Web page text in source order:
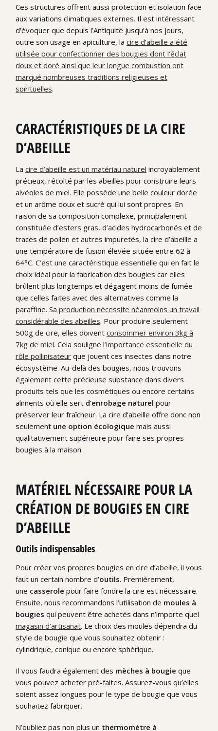
Ces structures offrent aussi protection et isolation face
aux variations climatiques externes. Il est intéressant
d’évoquer que depuis l’Antiquité jusqu’à nos jours,
outre son usage en apiculture, la cire d’abeille a été
utilisée pour confectionner des bougies dont l’éclat
doux et doré ainsi que leur longue combustion ont
marqué nombreuses traditions religieuses et
spirituelles.
CARACTÉRISTIQUES DE LA CIRE
D’ABEILLE
La cire d’abeille est un matériau naturel incroyablement
précieux, récolté par les abeilles pour construire leurs
alvéoles de miel. Elle possède une belle couleur dorée
et un arôme doux et sucré qui lui sont propres. En
raison de sa composition complexe, principalement
constituée d’esters gras, d’acides hydrocarbonés et de
traces de pollen et autres impuretés, la cire d’abeille a
une température de fusion élevée située entre 62 à
64°C. C’est une caractéristique essentielle qui en fait le
choix idéal pour la fabrication des bougies car elles
brûlent plus longtemps et dégagent moins de fumée
que celles faites avec des alternatives comme la
paraffine. Sa production nécessite néanmoins un travail
considérable des abeilles. Pour produire seulement
500g de cire, elles doivent consommer environ 3kg à
7kg de miel. Cela souligne l’importance essentielle du
rôle pollinisateur que jouent ces insectes dans notre
écosystème. Au-delà des bougies, nous trouvons
également cette précieuse substance dans divers
produits tels que les cosmétiques ou encore certains
aliments où elle sert d’enrobage naturel pour
préserver leur fraîcheur. La cire d’abeille offre donc non
seulement une option écologique mais aussi
qualitativement supérieure pour faire ses propres
bougies à la maison.
MATÉRIEL NÉCESSAIRE POUR LA
CRÉATION DE BOUGIES EN CIRE
D’ABEILLE
Outils indispensables
Pour créer vos propres bougies en cire d’abeille, il vous
faut un certain nombre d’outils. Premièrement,
une casserole pour faire fondre la cire est nécessaire.
Ensuite, nous recommandons l’utilisation de moules à
bougies qui peuvent être achetés dans n’importe quel
magasin d’artisanat. Le choix des moules dépendra du
style de bougie que vous souhaitez obtenir :
cylindrique, conique ou encore sphérique.
Il vous faudra également des mèches à bougie que
vous pouvez acheter pré-faites. Assurez-vous qu’elles
soient assez longues pour le type de bougie que vous
souhaitez fabriquer.
N’oubliez pas non plus un thermomètre à